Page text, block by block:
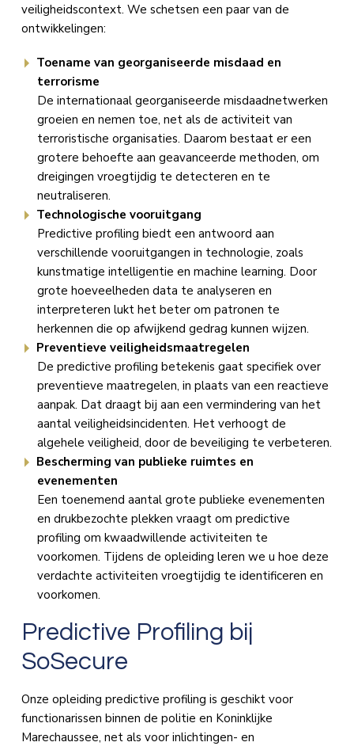
veiligheidscontext. We schetsen een paar van de
ontwikkelingen:
Toename van georganiseerde misdaad en
terrorisme
De internationaal georganiseerde misdaadnetwerken
groeien en nemen toe, net als de activiteit van
terroristische organisaties. Daarom bestaat er een
grotere behoefte aan geavanceerde methoden, om
dreigingen vroegtijdig te detecteren en te
neutraliseren.
Technologische vooruitgang
Predictive profiling biedt een antwoord aan
verschillende vooruitgangen in technologie, zoals
kunstmatige intelligentie en machine learning. Door
grote hoeveelheden data te analyseren en
interpreteren lukt het beter om patronen te
herkennen die op afwijkend gedrag kunnen wijzen.
Preventieve veiligheidsmaatregelen
De predictive profiling betekenis gaat specifiek over
preventieve maatregelen, in plaats van een reactieve
aanpak. Dat draagt bij aan een vermindering van het
aantal veiligheidsincidenten. Het verhoogt de
algehele veiligheid, door de beveiliging te verbeteren.
Bescherming van publieke ruimtes en
evenementen
Een toenemend aantal grote publieke evenementen
en drukbezochte plekken vraagt om predictive
profiling om kwaadwillende activiteiten te
voorkomen. Tijdens de opleiding leren we u hoe deze
verdachte activiteiten vroegtijdig te identificeren en
voorkomen.
Predictive Profiling bij
SoSecure
Onze opleiding predictive profiling is geschikt voor
functionarissen binnen de politie en Koninklijke
Marechaussee, net als voor inlichtingen- en